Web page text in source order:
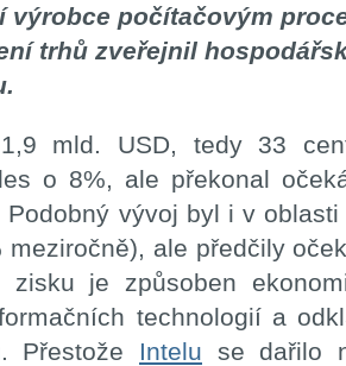
výrobce počítačovým
trhů zveřejnil
mld. USD, tedy 33
o 8%, ale překonal
Podobný vývoj byl i v
meziročně), ale předčily
zisku je způsoben
technologií a
Přestože Intelu se dařilo